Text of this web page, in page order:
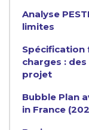
Analyse
limites
Spécification
charges :
projet
Bubble Plan
in France